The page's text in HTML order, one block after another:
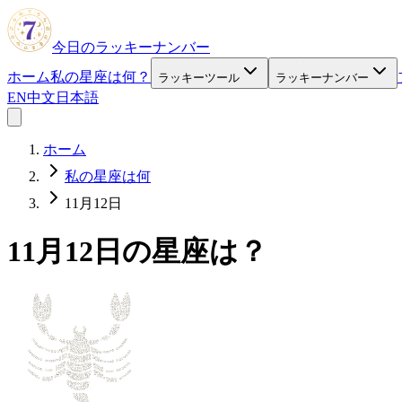
今日のラッキーナンバー
ホーム私の星座は何？ ラッキーツール ラッキーナンバー
EN中文 日本語
ホーム
私の星座は何
11月12日
11月12日の星座は？